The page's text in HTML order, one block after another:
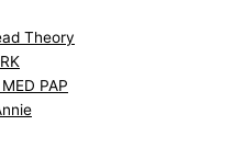
Theory
PAP